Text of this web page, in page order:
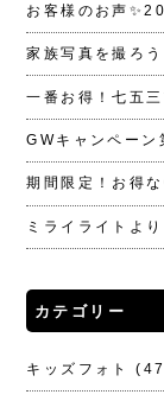
お客様のお声
家族写真を撮ろ
一番お得！七五
GWキャンペーン
期間限定！お得
ミライライトよ
カテゴリー
キッズフォト